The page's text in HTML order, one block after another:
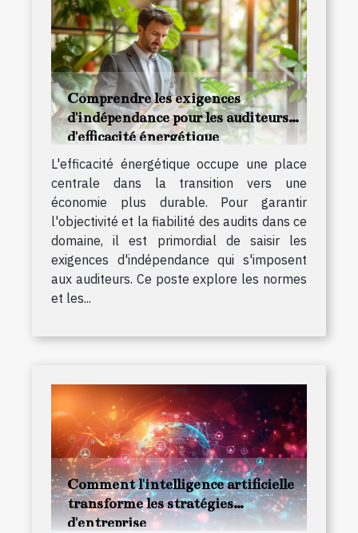
Comprendre les exigences
d'indépendance pour les auditeurs
d'efficacité énergétique
L'efficacité énergétique occupe une place
centrale dans la transition vers une
économie plus durable. Pour garantir
l'objectivité et la fiabilité des audits dans ce
domaine, il est primordial de saisir les
exigences d'indépendance qui s'imposent
aux auditeurs. Ce poste explore les normes
et les...
Comment l'intelligence artificielle
transforme les stratégies
d'entreprise